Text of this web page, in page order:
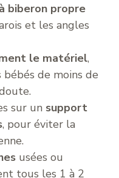
biberon propre
et les angles
le matériel,
de moins de
sur un support
, pour éviter la
usées ou
tous les 1 à 2